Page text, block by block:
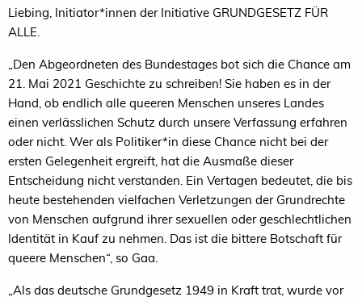
Liebing, Initiator*innen der Initiative GRUNDGESETZ FÜR
ALLE.
„Den Abgeordneten des Bundestages bot sich die Chance am
21. Mai 2021 Geschichte zu schreiben! Sie haben es in der
Hand, ob endlich alle queeren Menschen unseres Landes
einen verlässlichen Schutz durch unsere Verfassung erfahren
oder nicht. Wer als Politiker*in diese Chance nicht bei der
ersten Gelegenheit ergreift, hat die Ausmaße dieser
Entscheidung nicht verstanden. Ein Vertagen bedeutet, die bis
heute bestehenden vielfachen Verletzungen der Grundrechte
von Menschen aufgrund ihrer sexuellen oder geschlechtlichen
Identität in Kauf zu nehmen. Das ist die bittere Botschaft für
queere Menschen“, so Gaa.
„Als das deutsche Grundgesetz 1949 in Kraft trat, wurde vor